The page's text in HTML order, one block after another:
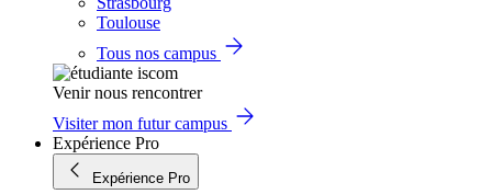
Toulouse
Tous nos campus
Venir nous rencontrer
Visiter mon futur campus
Expérience Pro
Expérience Pro